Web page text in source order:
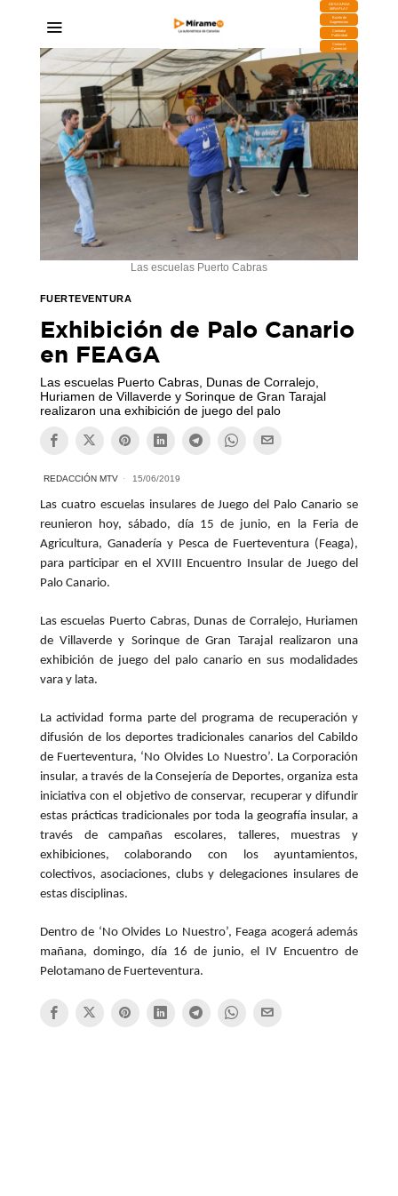
DESCARGA
MIRAPLAY
Buzón de
Sugerencias
Contratar
Publicidad
Contacto
Comercial
Las escuelas Puerto Cabras
FUERTEVENTURA
Exhibición de Palo Canario
en FEAGA
Las escuelas Puerto Cabras, Dunas de Corralejo,
Huriamen de Villaverde y Sorinque de Gran Tarajal
realizaron una exhibición de juego del palo
REDACCIÓN MTV 15/06/2019
Las cuatro escuelas insulares de Juego del Palo Canario se
reunieron hoy, sábado, día 15 de junio, en la Feria de
Agricultura, Ganadería y Pesca de Fuerteventura (Feaga),
para participar en el XVIII Encuentro Insular de Juego del
Palo Canario.
Las escuelas Puerto Cabras, Dunas de Corralejo, Huriamen
de Villaverde y Sorinque de Gran Tarajal realizaron una
exhibición de juego del palo canario en sus modalidades
vara y lata.
La actividad forma parte del programa de recuperación y
difusión de los deportes tradicionales canarios del Cabildo
de Fuerteventura, ‘No Olvides Lo Nuestro’. La Corporación
insular, a través de la Consejería de Deportes, organiza esta
iniciativa con el objetivo de conservar, recuperar y difundir
estas prácticas tradicionales por toda la geografía insular, a
través de campañas escolares, talleres, muestras y
exhibiciones, colaborando con los ayuntamientos,
colectivos, asociaciones, clubs y delegaciones insulares de
estas disciplinas.
Dentro de ‘No Olvides Lo Nuestro’, Feaga acogerá además
mañana, domingo, día 16 de junio, el IV Encuentro de
Pelotamano de Fuerteventura.